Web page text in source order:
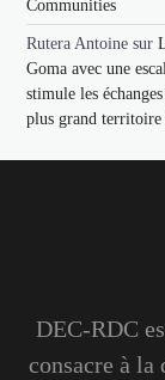
Communities
Rutera Antoine sur
Goma avec une
stimule les
plus grand
DEC-RDC
consacre à la